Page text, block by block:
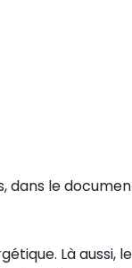
dans le
Là aussi,